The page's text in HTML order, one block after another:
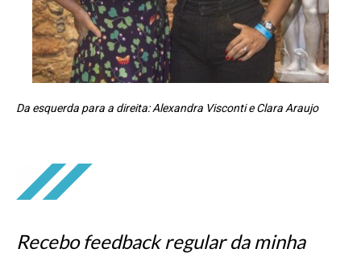
Da esquerda para a direita: Alexandra Visconti e Clara Araujo
Recebo feedback regular da minha